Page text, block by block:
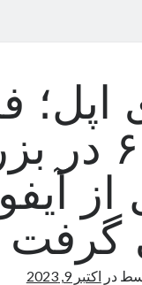
هواوی
گرفت
در اکتبر 9, 2023